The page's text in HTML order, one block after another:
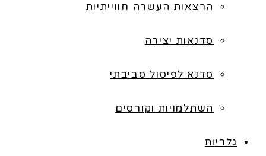
הרצאות העשרה חווייתיות
סדנאות יצירה
סדנא לפיסול סביבתי
השתלמויות וקורסים
גלריות